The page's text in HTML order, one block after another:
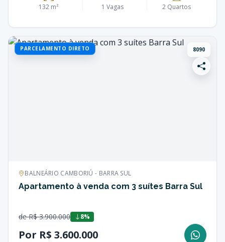
132 m² 1 Vagas 2 Quartos
PARCELAMENTO DIRETO 8090
BALNEÁRIO CAMBORIÚ - BARRA SUL
Apartamento à venda com 3 suítes Barra Sul
de R$ 3.900.000 8%
Por R$ 3.600.000